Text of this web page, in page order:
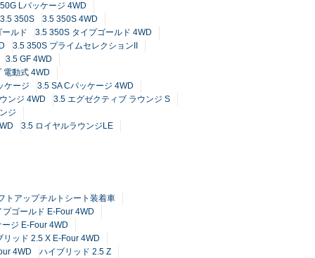
Lパッケージ 4WD
3.5 350S
3.5 350S 4WD
ルド
3.5 350S タイプゴールド 4WD
3.5 350S プライムセレクションII
3.5 GF 4WD
電動式 4WD
ケージ
3.5 SA Cパッケージ 4WD
ンジ 4WD
3.5 エグゼクティブ ラウンジ S
ジ
3.5 ロイヤルラウンジLE
トアップチルトシート装着車
ゴールド E-Four 4WD
ジ E-Four 4WD
リッド 2.5 X E-Four 4WD
4WD
ハイブリッド 2.5 Z